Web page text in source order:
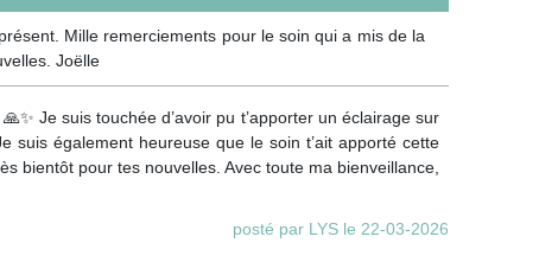
Mille remerciements pour le soin qui a mis de la
Joëlle
Je suis touchée d’avoir pu t’apporter un éclairage sur
suis également heureuse que le soin t’ait apporté cette
bientôt pour tes nouvelles. Avec toute ma bienveillance,
posté par LYS le 22-03-2026